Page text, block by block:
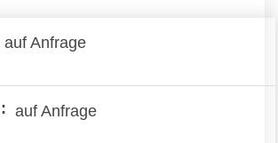
auf Anfrage
auf Anfrage